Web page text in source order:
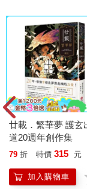
廿載．繁華夢 護玄
道20週年創作集
79 折 特價 315 元
加入購物車